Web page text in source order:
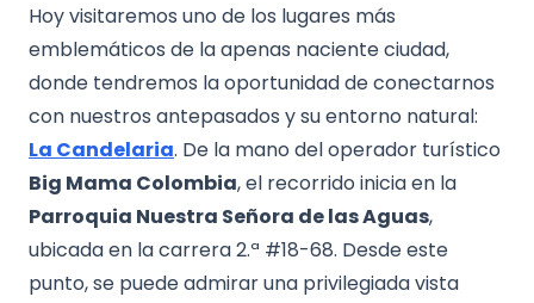
Hoy visitaremos uno de los lugares más
emblemáticos de la apenas naciente ciudad,
donde tendremos la oportunidad de conectarnos
con nuestros antepasados y su entorno natural:
La Candelaria. De la mano del operador turístico
Big Mama Colombia, el recorrido inicia en la
Parroquia Nuestra Señora de las Aguas,
ubicada en la carrera 2.ª #18-68. Desde este
punto, se puede admirar una privilegiada vista